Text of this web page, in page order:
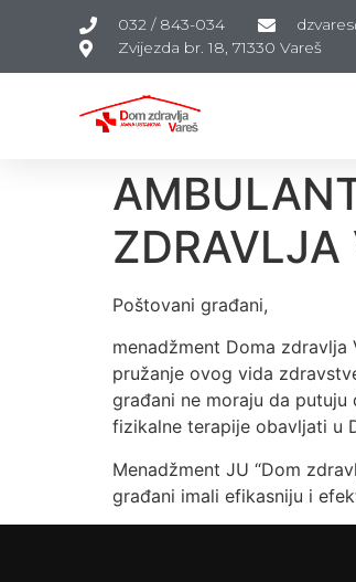
032 / 843-034
Zvijezda br. 18, 71330 Vareš
Poštovani građani,
menadžment Doma
pružanje ovog vida
građani ne moraju da
fizikalne terapije obavljati u
Menadžment JU “Dom
građani imali efikasniju i